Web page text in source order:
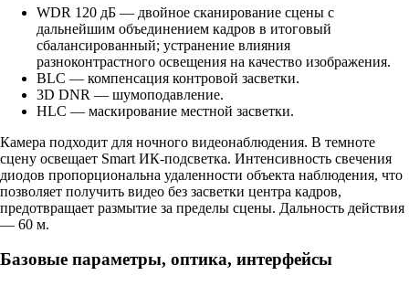
WDR 120 дБ — двойное сканирование сцены с
дальнейшим объединением кадров в итоговый
сбалансированный; устранение влияния
разноконтрастного освещения на качество изображения.
BLC — компенсация контровой засветки.
3D DNR — шумоподавление.
HLC — маскирование местной засветки.
Камера подходит для ночного видеонаблюдения. В темноте
сцену освещает Smart ИК-подсветка. Интенсивность свечения
диодов пропорциональна удаленности объекта наблюдения, что
позволяет получить видео без засветки центра кадров,
предотвращает размытие за пределы сцены. Дальность действия
— 60 м.
Базовые параметры, оптика, интерфейсы